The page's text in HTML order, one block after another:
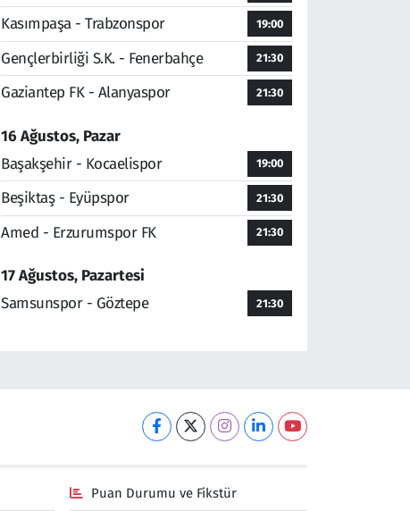
Kasımpaşa - Trabzonspor 19:00
Gençlerbirliği S.K. - Fenerbahçe 21:30
Gaziantep FK - Alanyaspor 21:30
16 Ağustos, Pazar
Başakşehir - Kocaelispor
19:00
Beşiktaş - Eyüpspor 21:30
Amed - Erzurumspor FK 21:30
17 Ağustos, Pazartesi
Samsunspor - Göztepe
21:30
Puan Durumu ve Fikstür